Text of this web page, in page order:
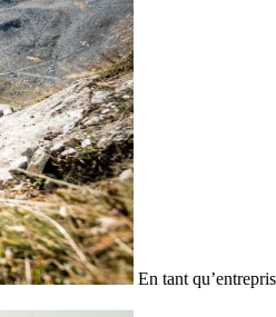
En tant